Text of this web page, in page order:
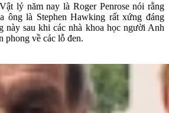
lý năm nay là Roger Penrose nói rằng
ông là Stephen Hawking rất xứng đáng
này sau khi các nhà khoa học người Anh
phong về các lỗ đen.